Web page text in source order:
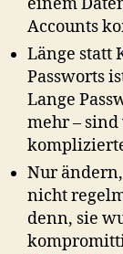
Accounts
Länge statt
Passworts
Lange
mehr –
Nur
nicht
denn, sie